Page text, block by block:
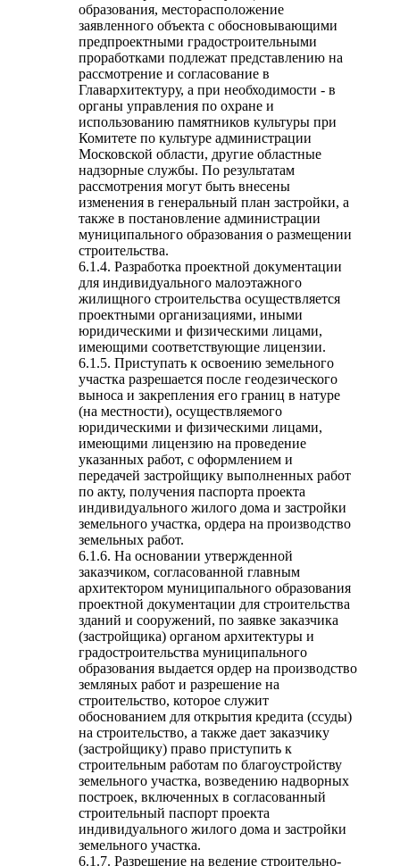
образования, месторасположение
заявленного объекта с обосновывающими
предпроектными градостроительными
проработками подлежат представлению на
рассмотрение и согласование в
Главархитектуру, а при необходимости - в
органы управления по охране и
использованию памятников культуры при
Комитете по культуре администрации
Московской области, другие областные
надзорные службы. По результатам
рассмотрения могут быть внесены
изменения в генеральный план застройки, а
также в постановление администрации
муниципального образования о размещении
строительства.
6.1.4. Разработка проектной документации
для индивидуального малоэтажного
жилищного строительства осуществляется
проектными организациями, иными
юридическими и физическими лицами,
имеющими соответствующие лицензии.
6.1.5. Приступать к освоению земельного
участка разрешается после геодезического
выноса и закрепления его границ в натуре
(на местности), осуществляемого
юридическими и физическими лицами,
имеющими лицензию на проведение
указанных работ, с оформлением и
передачей застройщику выполненных работ
по акту, получения паспорта проекта
индивидуального жилого дома и застройки
земельного участка, ордера на производство
земельных работ.
6.1.6. На основании утвержденной
заказчиком, согласованной главным
архитектором муниципального образования
проектной документации для строительства
зданий и сооружений, по заявке заказчика
(застройщика) органом архитектуры и
градостроительства муниципального
образования выдается ордер на производство
земляных работ и разрешение на
строительство, которое служит
обоснованием для открытия кредита (ссуды)
на строительство, а также дает заказчику
(застройщику) право приступить к
строительным работам по благоустройству
земельного участка, возведению надворных
построек, включенных в согласованный
строительный паспорт проекта
индивидуального жилого дома и застройки
земельного участка.
6.1.7. Разрешение на ведение строительно-